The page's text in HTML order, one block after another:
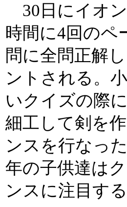
30日にイオ
時間に4回のペ
問に全問正解
ントされる。
いクイズの際
細工して剣を
ンスを行なっ
年の子供達は
ンスに注目す